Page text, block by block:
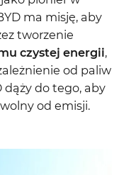
ma misję, aby
tworzenie
czystej energii,
od paliw
dąży do tego, aby
od emisji.